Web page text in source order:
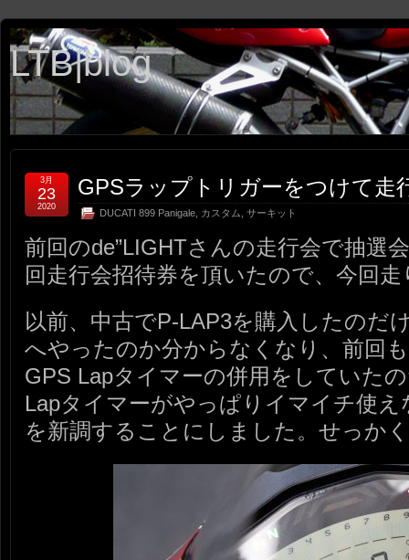
LTB|blog
GPSラップトリガーをつけて走
DUCATI 899 Panigale カスタム サーキット
3月
23
2020
前回のde”LIGHTさんの走行会で抽選
回走行会招待券を頂いたので、今回
以前、中古でP-LAP3を購入したのだ
へやったのか分からなくなり、前回
GPS Lapタイマーの併用をしていた
Lapタイマーがやっぱりイマイチ使
を新調することにしました。せっか